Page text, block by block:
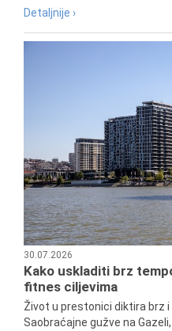
Detaljnije ›
30.07.2026
Kako uskladiti brz
fitnes ciljevima
Život u prestonici diktira brz
Saobraćajne gužve na